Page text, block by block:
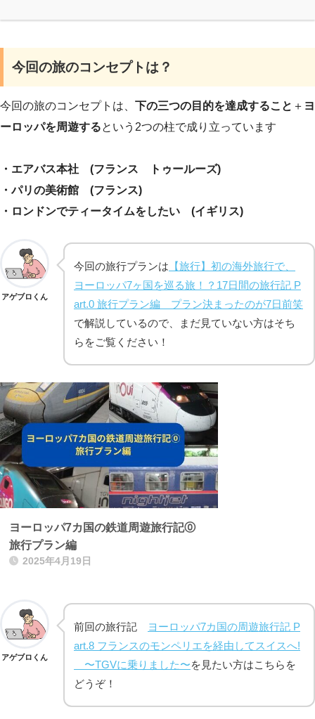
今回の旅のコンセプトは？
今回の旅のコンセプトは、 下の三つの目的を達成すること ＋ ヨ
ーロッパを周遊するという2つの柱で成り立っています
・エアバス本社 (フランス トゥールーズ)
・パリの美術館 (フランス)
・ロンドンでティータイムをしたい (イギリス)
アゲブロくん
今回の旅行プランは 【旅行】初の海外旅行で、
ヨーロッパ7ヶ国を巡る旅！？17日間の旅行記 P
art.0 旅行プラン編 プラン決まったのが7日前笑
で解説しているので、まだ見ていない方はそち
らをご覧ください！
ヨーロッパ7カ国の鉄道周遊旅行記⓪
旅行プラン編
2025年4月19日
アゲブロくん
前回の旅行記
ヨーロッパ7カ国の周遊旅行記 P
art.8 フランスのモンペリエを経由してスイスへ!
〜TGVに乗りました〜を見たい方はこちらを
どうぞ！